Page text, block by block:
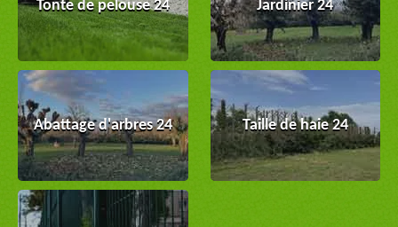
Tonte de pelouse 24 Jardinier 24
Abattage d'arbres 24 Taille de haie 24